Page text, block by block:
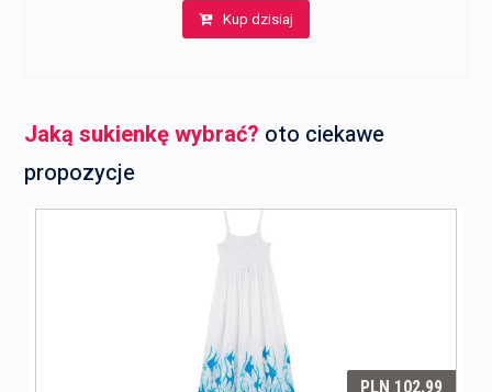
wynosiła:
Kup dzisiaj
Jaką sukienkę wybrać? oto ciekawe
propozycje